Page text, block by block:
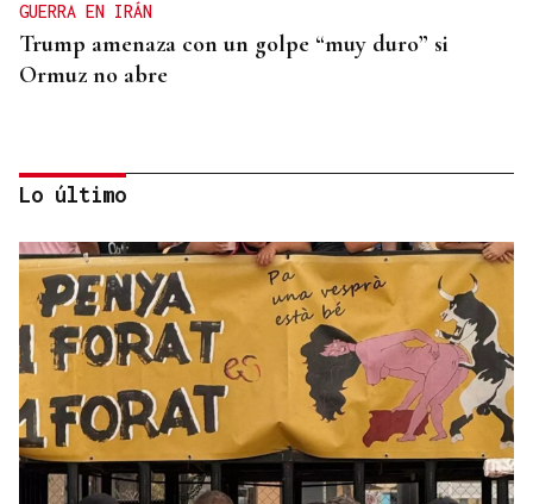
GUERRA EN IRÁN
Trump amenaza con un golpe “muy duro” si
Ormuz no abre
REPRESENTANTE DE EEUU EN BRASILIA
EEUU revoca el visado de la embajadora de Brasil
en el Washington
Lo último